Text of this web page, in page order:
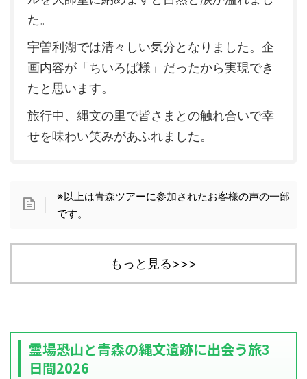
た。
宇曽利湖では清々しい気分となりました。企
画内容が「ちいろば様」だったから実現でき
たと思います。
旅行中、縄文の里で皆さまとの触れ合いで幸
せを味わい笑みがあふれました。
※以上は青森ツアーに参加されたお客様の声の一部
です。
もっと見る>>>
霊場恐山と青森の縄文遺跡に出会う旅3
日間2026